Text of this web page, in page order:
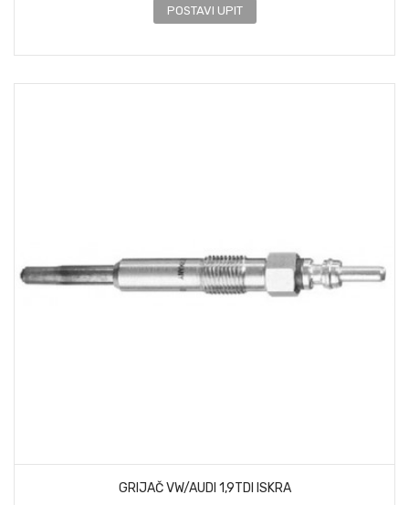
POSTAVI UPIT
GRIJAČ VW/AUDI 1,9TDI ISKRA